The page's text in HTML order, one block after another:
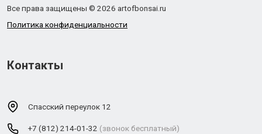
Все права защищены © 2026 artofbonsai.ru
Политика конфиденциальности
Контакты
Спасский переулок 12
+7 (812) 214-01-32 (звонок бесплатный)